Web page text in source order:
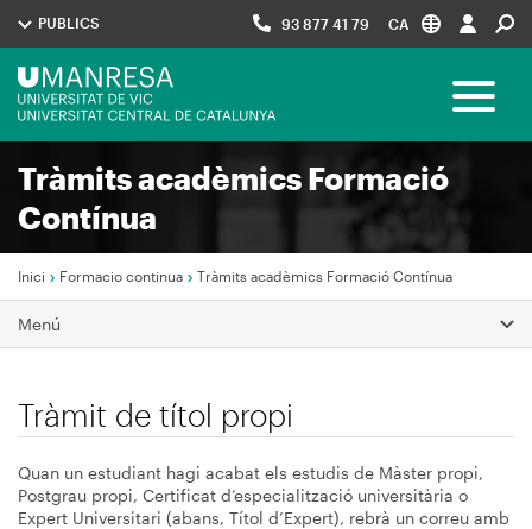
Menú
UManresa
PUBLICS 93 877 41 79 CA
Navegació
principal
Toggle
Tràmits acadèmics Formació
Contínua
Fil
d'Ariadna
Inici Formacio continua Tràmits acadèmics Formació Contínua
Menú
Tràmit de títol propi
Quan un estudiant hagi acabat els estudis de Màster propi,
Postgrau propi, Certificat d’especialització universitària o
Expert Universitari (abans, Títol d’Expert), rebrà un correu amb